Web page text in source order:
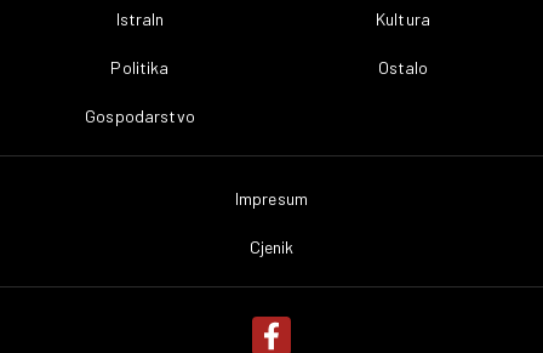
IstraIn
Politika
Gospodarstvo
Kultura
Ostalo
Impresum
Cjenik